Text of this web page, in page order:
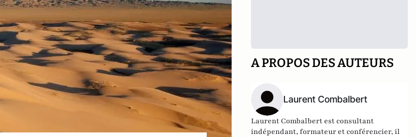
A PROPOS DES AUTEURS
Laurent Combalbert
Laurent Combalbert est consultant
indépendant, formateur et conférencier, il